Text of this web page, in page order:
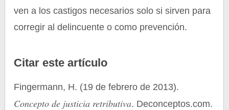
ven a los castigos necesarios solo si sirven para
corregir al delincuente o como prevención.
Citar este artículo
Fingermann, H. (19 de febrero de 2013).
Concepto de justicia retributiva. Deconceptos.com.